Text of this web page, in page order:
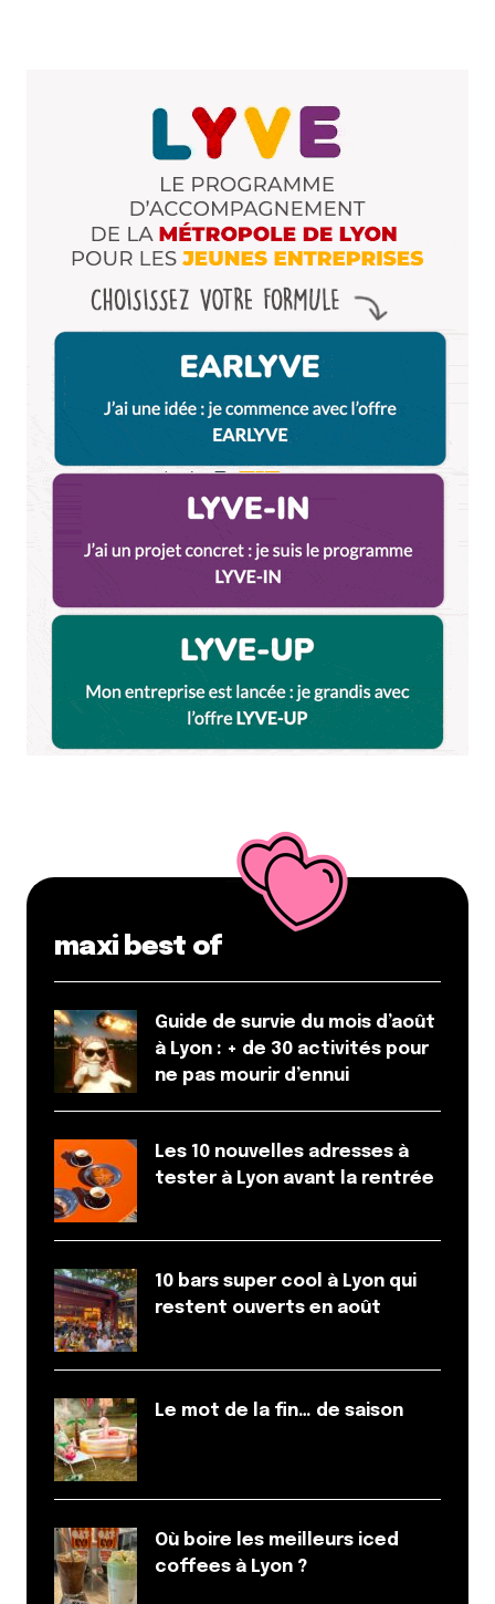
Aha, bonne question
C’est un top qui
n’avance que moi, mais je dirais la
norvégienne et la Mamamia, avec la Maestro!
Répondre
Hmm ça à l’air super! Mais on attend surtout la
8 mai 2014 à 18 h 04 min
Répondre
Ah ouais mais aller à l’autre bout pour une pizza,
c’est compliqué.
On fera le voyage avec plaisir
8 mai 2014 à 21 h 37 min
Répondre
Milie
9 mai 2014 à 11 h 16 min
super endroit et ils sont très sympas
10 mai 2014 à 19 h 34 min
Répondre
Testé et plus qu’approuvé quand j’avais la chance de
bosser pas loin , ils ont même des variantes
sucrées.
M
11 mai 2014 à 15 h 00 min
Répondre
Dans les sucrées la top c’est la rugissante. un délice
24 juin 2014 à 20 h 05 min
variétés…
on suit mamamia depuis leur début et c’est une
sylv1
24 juin 2014 à 20 h 51 min
maxi best of
Guide de survie du mois d’août
à Lyon : + de 30 activités pour
ne pas mourir d’ennui
Les 10 nouvelles adresses à
tester à Lyon avant la rentrée
10 bars super cool à Lyon qui
restent ouverts en août
Le mot de la fin… de saison
Où boire les meilleurs iced
coffees à Lyon ?